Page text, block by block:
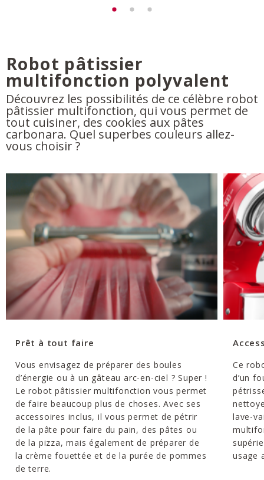
Robot pâtissier
multifonction polyvalent
Découvrez les possibilités de ce célèbre robot
pâtissier multifonction, qui vous permet de
tout cuisiner, des cookies aux pâtes
carbonara. Quel superbes couleurs allez-
vous choisir ?
Prêt à tout faire
Vous envisagez de préparer des boules
d’énergie ou à un gâteau arc-en-ciel ? Super !
Le robot pâtissier multifonction vous permet
de faire beaucoup plus de choses. Avec ses
accessoires inclus, il vous permet de pétrir
de la pâte pour faire du pain, des pâtes ou
de la pizza, mais également de préparer de
la crème fouettée et de la purée de pommes
de terre.
Ce
d’un
lave-
usage